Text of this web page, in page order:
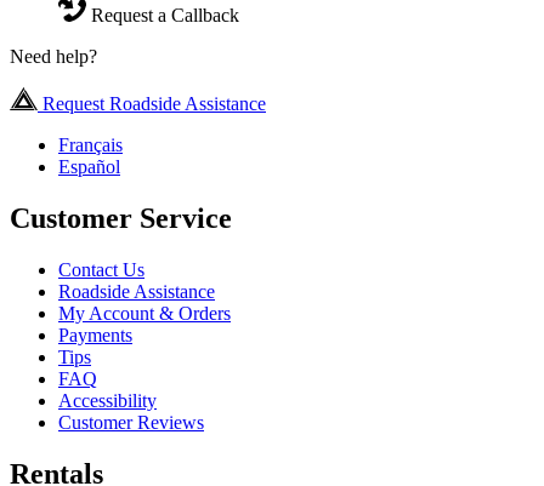
Request a Callback
Need help?
Request Roadside Assistance
Français
Español
Customer Service
Contact Us
Roadside Assistance
My Account & Orders
Payments
Tips
FAQ
Accessibility
Customer Reviews
Rentals